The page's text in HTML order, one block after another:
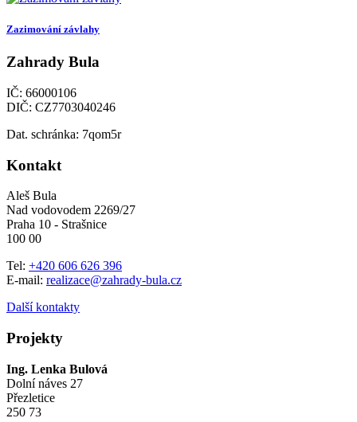
Zazimování závlahy
Zahrady Bula
IČ: 66000106
DIČ: CZ7703040246
Dat. schránka: 7qom5r
Kontakt
Aleš Bula
Nad vodovodem 2269/27
Praha 10 - Strašnice
100 00
Tel: +420 606 626 396
E-mail: realizace@zahrady-bula.cz
Další kontakty
Projekty
Ing. Lenka Bulová
Dolní náves 27
Přezletice
250 73